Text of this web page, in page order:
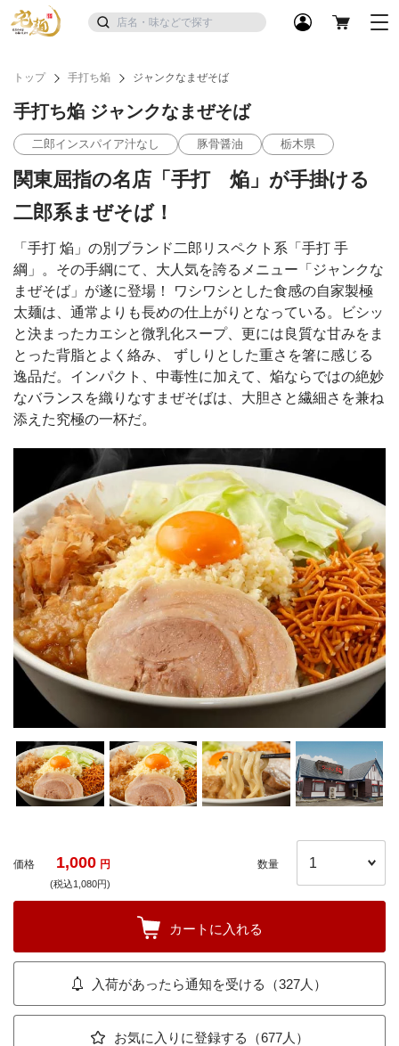
トップ 手打ち焔 ジャンクなまぜそば
手打ち焔 ジャンクなまぜそば
二郎インスパイア汁なし 豚骨醤油 栃木県
関東屈指の名店「手打 焔」が手掛ける
二郎系まぜそば！
「手打 焔」の別ブランド二郎リスペクト系「手打 手
綱」。その手綱にて、大人気を誇るメニュー「ジャンクな
まぜそば」が遂に登場！ ワシワシとした食感の自家製極
太麺は、通常よりも長めの仕上がりとなっている。ビシッ
と決まったカエシと微乳化スープ、更には良質な甘みをま
とった背脂とよく絡み、 ずしりとした重さを箸に感じる
逸品だ。インパクト、中毒性に加えて、焔ならではの絶妙
なバランスを織りなすまぜそばは、大胆さと繊細さを兼ね
添えた究極の一杯だ。
価格 1,000 円
(税込1,080円)
数量
カートに入れる
入荷があったら通知を受ける（327人）
お気に入りに登録する（677人）